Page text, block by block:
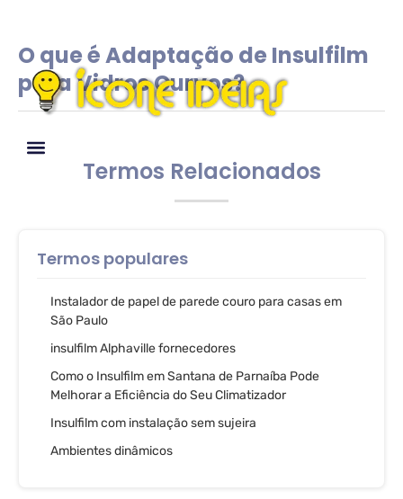
O que é Adaptação de Insulfilm
para Vidros Curvos?
Termos Relacionados
Termos populares
Instalador de papel de parede couro para casas em
São Paulo
insulfilm Alphaville fornecedores
Como o Insulfilm em Santana de Parnaíba Pode
Melhorar a Eficiência do Seu Climatizador
Insulfilm com instalação sem sujeira
Ambientes dinâmicos